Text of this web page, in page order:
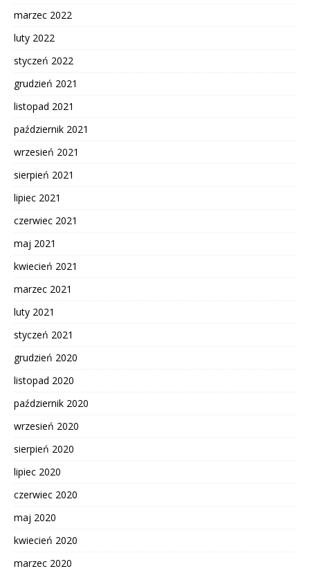
marzec 2022
luty 2022
styczeń 2022
grudzień 2021
listopad 2021
październik 2021
wrzesień 2021
sierpień 2021
lipiec 2021
czerwiec 2021
maj 2021
kwiecień 2021
marzec 2021
luty 2021
styczeń 2021
grudzień 2020
listopad 2020
październik 2020
wrzesień 2020
sierpień 2020
lipiec 2020
czerwiec 2020
maj 2020
kwiecień 2020
marzec 2020